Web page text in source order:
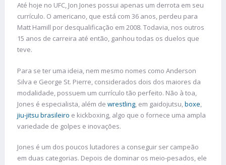
Até hoje no UFC, Jon Jones possui apenas um derrota em seu
currículo. O americano, que está com 36 anos, perdeu para
Matt Hamill por desqualificação em 2008. Todavia, nos outros
15 anos de carreira até então, ganhou todas os duelos que
teve.
Para se ter uma ideia, nem mesmo nomes como Anderson
Silva e George St. Pierre, considerados dois dos maiores da
modalidade, possuem um currículo tão perfeito. Não à toa,
Jones é especialista, além de wrestling, em gaidojutsu,boxe,
jiu-jitsu brasileiro e kickboxing, algo que o fornece uma ampla
variedade de golpes e inovações.
Jones é um dos poucos lutadores a conseguir ser campeão
em duas categorias. Depois de dominar os meio-pesados, ele